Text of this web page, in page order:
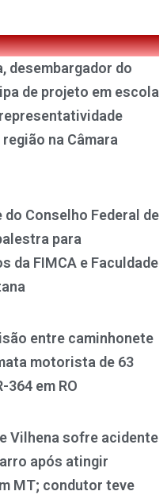
desembargador do
de projeto em escola
na Câmara
do Conselho Federal de
para
da FIMCA e Faculdade
entre caminhonete
motorista de 63
364 em RO
Vilhena sofre acidente
após atingir
MT; condutor teve